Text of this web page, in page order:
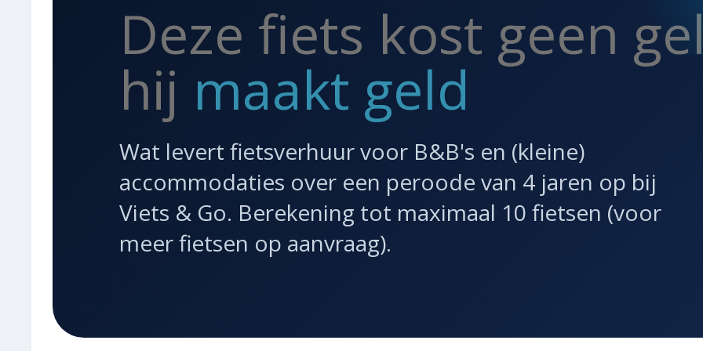
Deze fiets kost geen
hij maakt geld
Wat levert fietsverhuur voor B&B's en (kleine)
accommodaties over een peroode van 4 jaren op bij
Viets & Go. Berekening tot maximaal 10 fietsen (voor
meer fietsen op aanvraag).